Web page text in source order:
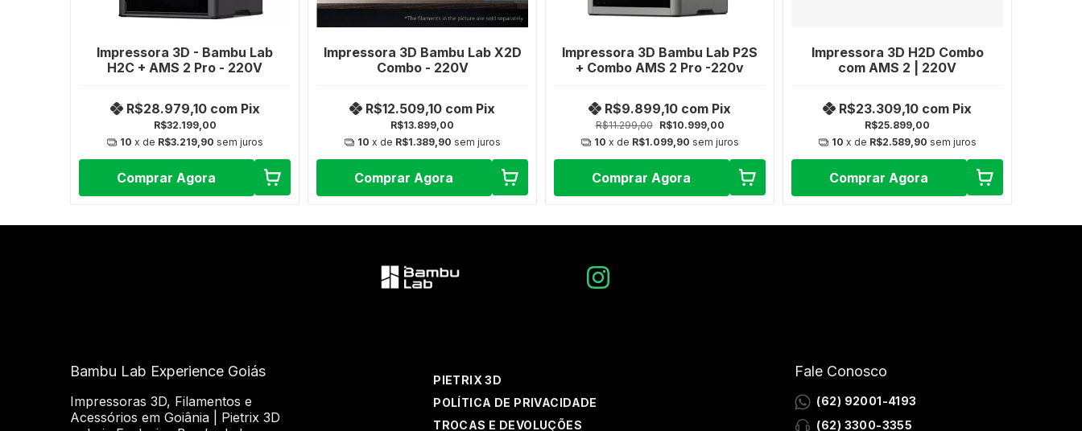
Impressora 3D - Bambu Lab
H2C + AMS 2 Pro - 220V
R$32.199,00
R$28.979,10 com Pix
10 x de R$3.219,90 sem juros
Comprar Agora
Impressora 3D Bambu Lab X2D
Combo - 220V
R$13.899,00
R$12.509,10 com Pix
10 x de R$1.389,90 sem juros
Comprar Agora
Impressora 3D Bambu Lab P2S
+ Combo AMS 2 Pro -220v
R$11.299,00 R$10.999,00
R$9.899,10 com Pix
10 x de R$1.099,90 sem juros
Comprar Agora
Impressora 3D H2D Combo
com AMS 2 | 220V
R$25.899,00
R$23.309,10 com Pix
10 x de R$2.589,90 sem juros
Comprar Agora
Bambu Lab Experience Goiás
Impressoras 3D, Filamentos e
Acessórios em Goiânia | Pietrix 3D
PIETRIX 3D
POLÍTICA DE PRIVACIDADE
TROCAS E DEVOLUÇÕES
Fale Conosco
(62) 92001-4193
(62) 3300-3355